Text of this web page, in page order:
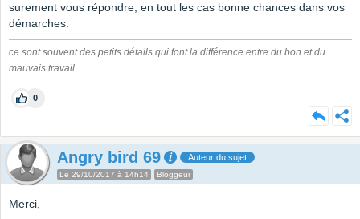
surement vous répondre, en tout les cas bonne chances dans vos
démarches.
ce sont souvent des petits détails qui font la différence entre du bon et du
mauvais travail
0
Angry bird 69 Auteur du sujet
Le 29/10/2017 à 14h14 Bloggeur
Merci,